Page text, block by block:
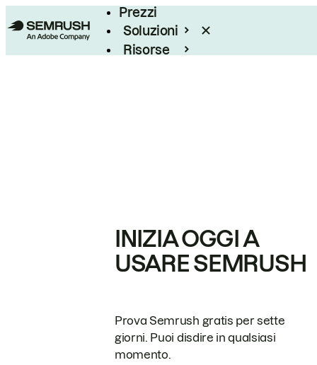
Prezzi
Soluzioni
Risorse
INIZIA OGGI A
USARE SEMRUSH
Prova Semrush gratis per sette
giorni. Puoi disdire in qualsiasi
momento.